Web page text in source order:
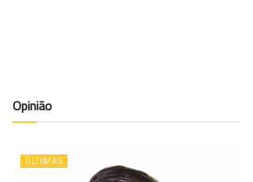
Opinião
ÚLTIMAS